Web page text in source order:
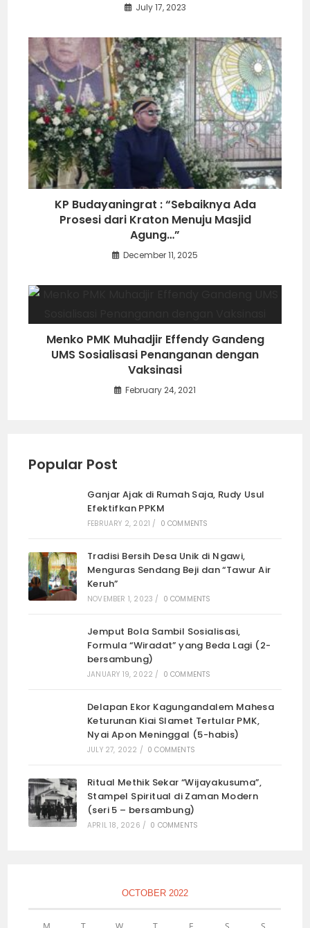
July 17, 2023
KP Budayaningrat : “Sebaiknya Ada
Prosesi dari Kraton Menuju Masjid
Agung…”
December 11, 2025
Menko PMK Muhadjir Effendy Gandeng
UMS Sosialisasi Penanganan dengan
Vaksinasi
February 24, 2021
Popular Post
Ganjar Ajak di Rumah Saja, Rudy Usul
Efektifkan PPKM
FEBRUARY 2, 2021 / 0 COMMENTS
Tradisi Bersih Desa Unik di Ngawi,
Menguras Sendang Beji dan “Tawur Air
Keruh”
NOVEMBER 1, 2023 / 0 COMMENTS
Jemput Bola Sambil Sosialisasi,
Formula “Wiradat” yang Beda Lagi (2-
bersambung)
JANUARY 19, 2022 / 0 COMMENTS
Delapan Ekor Kagungandalem Mahesa
Keturunan Kiai Slamet Tertular PMK,
Nyai Apon Meninggal (5-habis)
JULY 27, 2022 / 0 COMMENTS
Ritual Methik Sekar “Wijayakusuma”,
Stampel Spiritual di Zaman Modern
(seri 5 – bersambung)
APRIL 18, 2026 / 0 COMMENTS
OCTOBER 2022